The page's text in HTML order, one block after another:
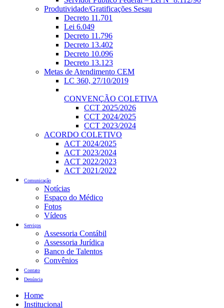
Produtividade/Gratificações Sesau
Decreto 11.701
Lei 6.049
Decreto 11.796
Decreto 13.402
Decreto 10.096
Decreto 13.123
Metas de Atendimento CEM
LC 360, 27/10/2019
CONVENÇÃO COLETIVA
CCT 2025/2026
CCT 2024/2025
CCT 2023/2024
ACORDO COLETIVO
ACT 2024/2025
ACT 2023/2024
ACT 2022/2023
ACT 2021/2022
Comunicação
Notícias
Espaço do Médico
Fotos
Vídeos
Serviços
Assessoria Contábil
Assessoria Jurídica
Banco de Talentos
Convênios
Contato
Denúncia
Home
Institucional